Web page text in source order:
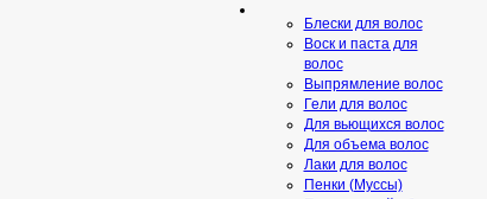
Блески для волос
Воск и паста для
волос
Выпрямление волос
Гели для волос
Для вьющихся волос
Для объема волос
Лаки для волос
Пенки (Муссы)